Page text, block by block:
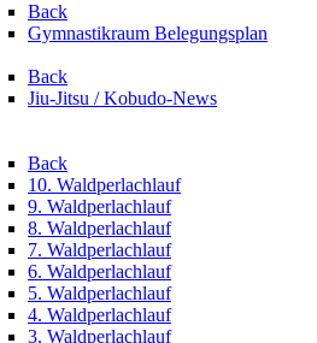
Back
Gymnastikraum Belegungsplan
Back
Jiu-Jitsu / Kobudo-News
Back
10. Waldperlachlauf
9. Waldperlachlauf
8. Waldperlachlauf
7. Waldperlachlauf
6. Waldperlachlauf
5. Waldperlachlauf
4. Waldperlachlauf
3. Waldperlachlauf